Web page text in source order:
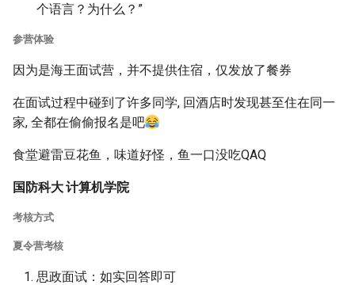
个语言？为什么？”
参营体验
因为是海王面试营，并不提供住宿，仅发放了餐券
在面试过程中碰到了许多同学, 回酒店时发现甚至住在同一
家, 全都在偷偷报名是吧
食堂避雷豆花鱼，味道好怪，鱼一口没吃QAQ
国防科大 计算机学院
考核方式
夏令营考核
思政面试：如实回答即可